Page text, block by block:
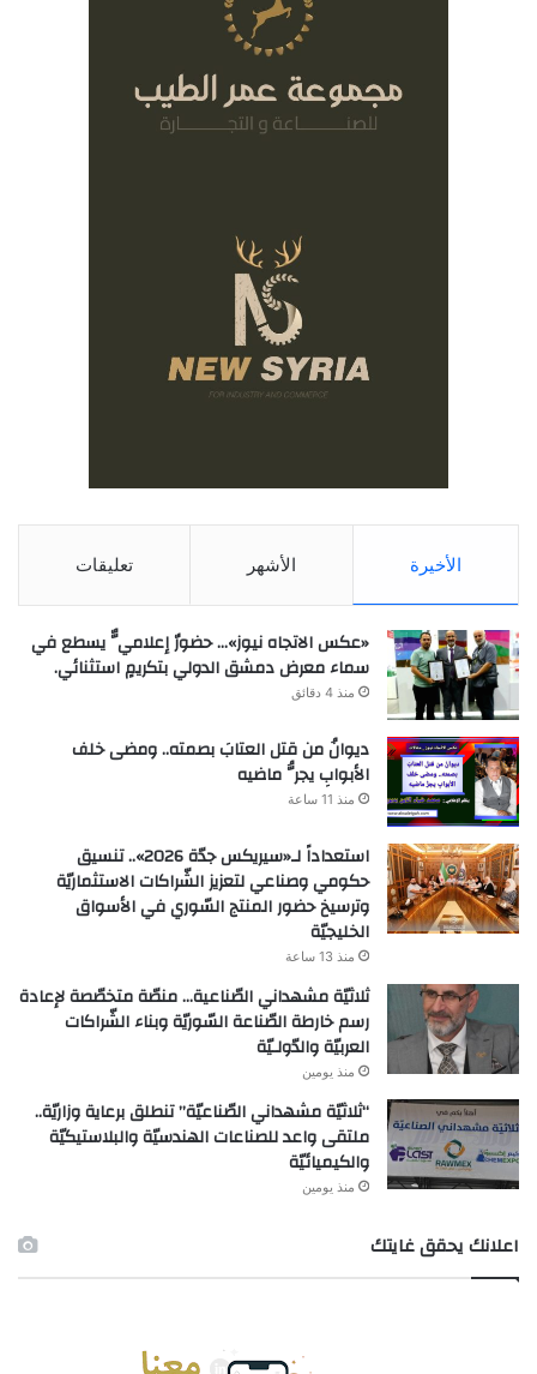
الأخيرة الأشهر تعليقات
«عكس الاتجاه نيوز»… حضورٌ إعلاميٌّ يسطع في
سماء معرض دمشق الدولي بتكريمٍ استثنائي.
منذ 4 دقائق
ديوانُ من قتل العتابَ بصمته.. ومضى خلف
الأبوابِ يجرُّ ماضيه
منذ 11 ساعة
استعداداً لـ«سيريكس جدّة 2026».. تنسيق
حكومي وصناعي لتعزيز الشّراكات الاستثماريّة
وترسيخ حضور المنتج السّوري في الأسواق
الخليجيّة
منذ 13 ساعة
ثلاثيّة مشهداني الصّناعية… منصّة متخصّصة لإعادة
رسم خارطة الصّناعة السّوريّة وبناء الشّراكات
العربيّة والدّولـيّة
منذ يومين
“ثلاثيّة مشهداني الصّناعيّة” تنطلق برعاية وزاريّة..
ملتقى واعد للصناعات الهندسيّة والبلاستيكيّة
والكيميائيّة
منذ يومين
اعلانك يحقق غايتك